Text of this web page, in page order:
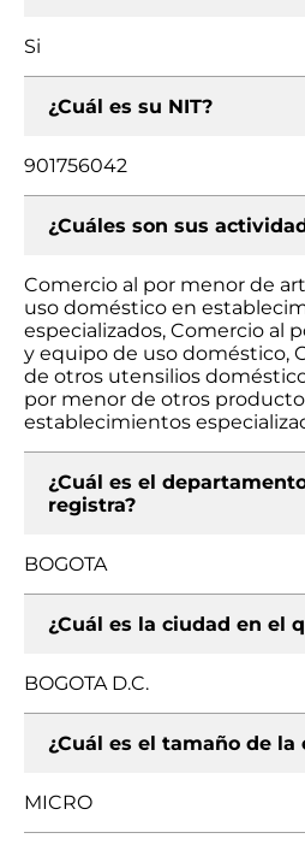
Si
¿Cuál es su NIT?
901756042
¿Cuáles son sus
Comercio al por menor de
uso doméstico en
especializados, Comercio al
y equipo de uso doméstico,
de otros utensilios
por menor de otros
establecimientos
¿Cuál es el
registra?
BOGOTA
¿Cuál es la ciudad en el
BOGOTA D.C.
¿Cuál es el tamaño de la
MICRO